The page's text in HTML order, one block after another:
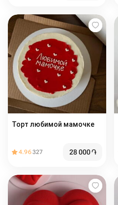
Торт любимой мамочке
4.96327 28 000֏